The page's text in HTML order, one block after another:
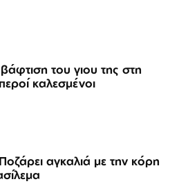
του γιου της στη
καλεσμένοι
αγκαλιά με την κόρη